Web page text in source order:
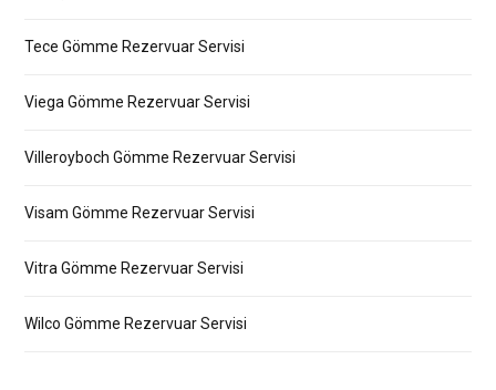
Tece Gömme Rezervuar Servisi
Viega Gömme Rezervuar Servisi
Villeroyboch Gömme Rezervuar Servisi
Visam Gömme Rezervuar Servisi
Vitra Gömme Rezervuar Servisi
Wilco Gömme Rezervuar Servisi